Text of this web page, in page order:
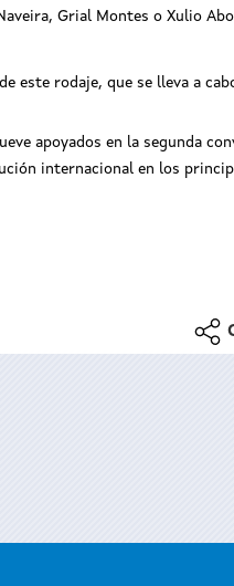
Grial Montes o Xulio
este rodaje, que se lleva a
apoyados en la segunda
internacional en los